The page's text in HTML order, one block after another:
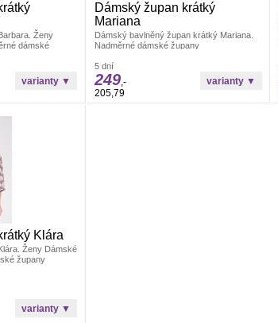
Ženy
dámské
Dámský župan krátký
Mariana
Dámský bavlněný župan krátký Mariana.
Nadměrné dámské župany
5 dní
249,-
205,79
Klára
Ženy Dámské
župany